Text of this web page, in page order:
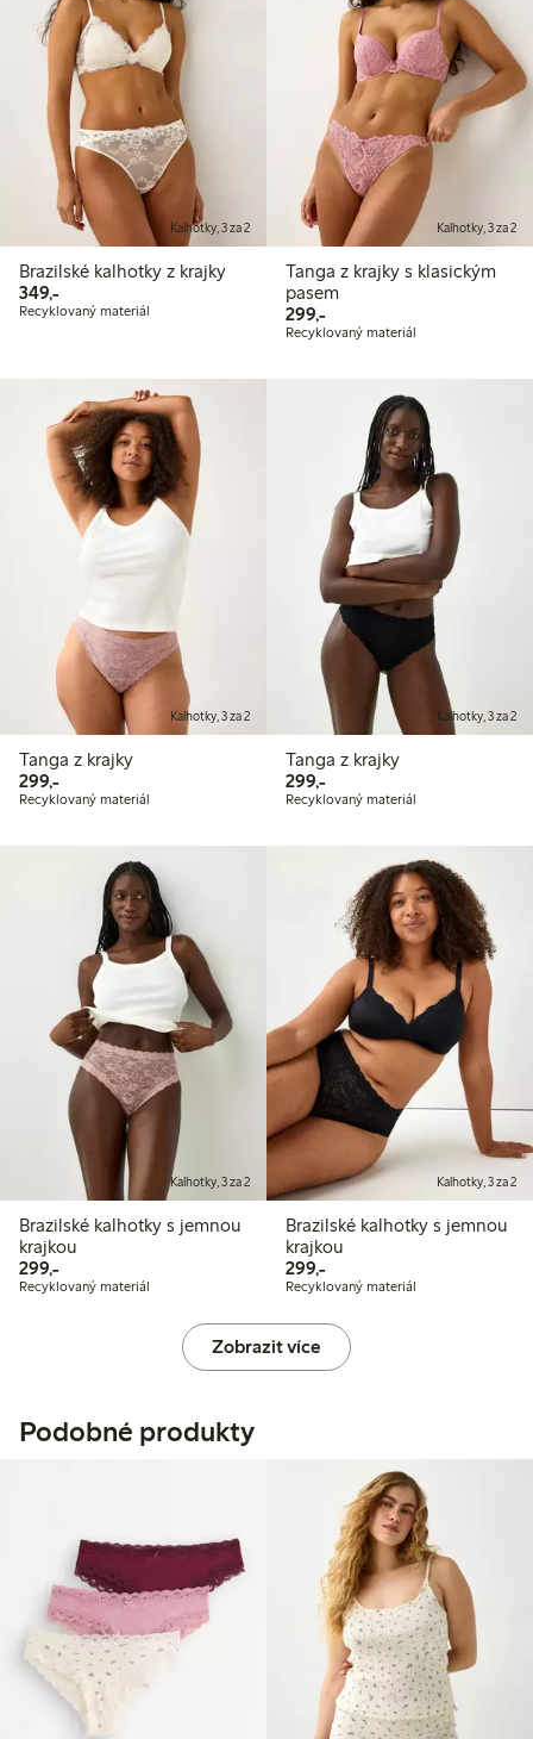
Kalhotky, 3 za 2
Brazilské kalhotky z krajky
349,-349,00 Kč
Recyklovaný materiál
Kalhotky, 3 za 2
Tanga z krajky s klasickým
pasem
299,-299,00 Kč
Recyklovaný materiál
Kalhotky, 3 za 2
Tanga z krajky
299,-299,00 Kč
Recyklovaný materiál
Kalhotky, 3 za 2
Tanga z krajky
299,-299,00 Kč
Recyklovaný materiál
Kalhotky, 3 za 2
Brazilské kalhotky s jemnou
krajkou
299,-299,00 Kč
Recyklovaný materiál
Kalhotky, 3 za 2
Brazilské kalhotky s jemnou
krajkou
299,-299,00 Kč
Recyklovaný materiál
Zobrazit více
Podobné produkty